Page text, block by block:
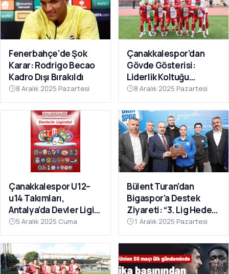
Fenerbahçe'de Şok
Karar: Rodrigo Becao
Kadro Dışı Bırakıldı
8 Aralık 2025 Pazartesi
Çanakkalespor’dan
Gövde Gösterisi:
Liderlik Koltuğu
Bırakılmıyor!
8 Aralık 2025 Pazartesi
Çanakkalespor U12–
u14 Takımları,
Antalya’da Devler Ligi
Sahnesinde!
5 Aralık 2025 Cuma
Bülent Turan’dan
Bigaspor’a Destek
Ziyareti: “3. Lig Hedefi
Çok Yakın”
1 Aralık 2025 Pazartesi